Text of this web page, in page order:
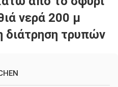
νερά 200 μ
τρυπών